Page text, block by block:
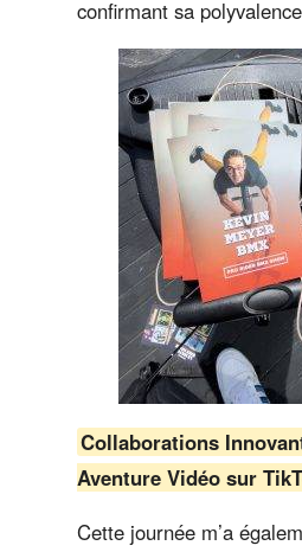
confirmant sa
Collaborations
Aventure Vidéo sur
Cette journée m’a